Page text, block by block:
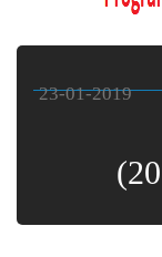
23-01-2019